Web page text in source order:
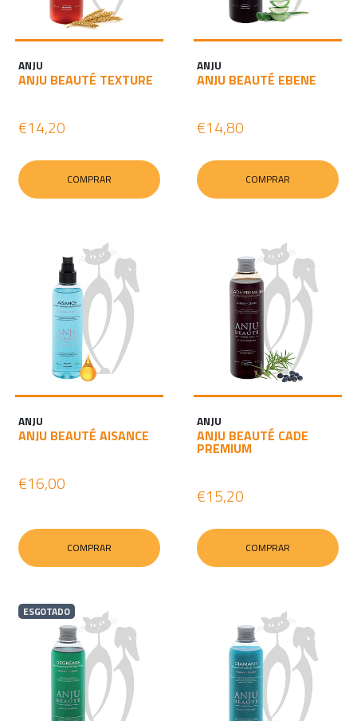
ANJU
ANJU BEAUTÉ TEXTURE
€14,20
COMPRAR
ANJU
ANJU BEAUTÉ EBENE
€14,80
COMPRAR
ANJU
ANJU BEAUTÉ AISANCE
€16,00
COMPRAR
ANJU
ANJU BEAUTÉ CADE
PREMIUM
€15,20
COMPRAR
ESGOTADO